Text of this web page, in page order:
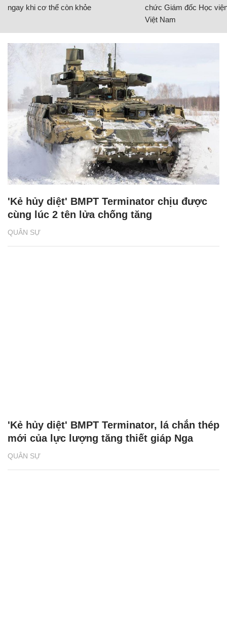
ngay khi cơ thể còn khỏe
chức Giám đốc Học
Việt Nam
QUÂN SỰ
'Kẻ hủy diệt' BMPT Terminator chịu được
cùng lúc 2 tên lửa chống tăng
QUÂN SỰ
'Kẻ hủy diệt' BMPT Terminator, lá chắn thép
mới của lực lượng tăng thiết giáp Nga